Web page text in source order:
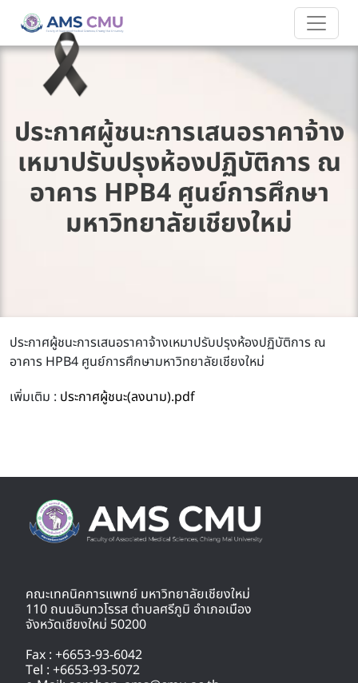
ประกาศผู้ชนะการเสนอราคาจ้าง
เหมาปรับปรุงห้องปฏิบัติการ ณ
อาคาร HPB4 ศูนย์การศึกษา
มหาวิทยาลัยเชียงใหม่
ประกาศผู้ชนะการเสนอราคาจ้างเหมาปรับปรุงห้องปฏิบัติการ ณ
อาคาร HPB4 ศูนย์การศึกษามหาวิทยาลัยเชียงใหม่
เพิ่มเติม : ประกาศผู้ชนะ(ลงนาม).pdf
คณะเทคนิคการแพทย์ มหาวิทยาลัยเชียงใหม่
110 ถนนอินทวโรรส ตำบลศรีภูมิ อำเภอเมือง
จังหวัดเชียงใหม่ 50200
Fax : +6653-93-6042
Tel : +6653-93-5072